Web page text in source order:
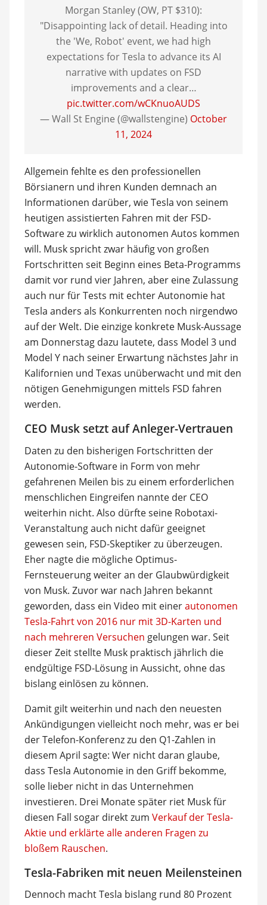
Morgan Stanley (OW, PT $310):
"Disappointing lack of detail. Heading into
the 'We, Robot' event, we had high
expectations for Tesla to advance its AI
narrative with updates on FSD
improvements and a clear…
pic.twitter.com/wCKnuoAUDS
— Wall St Engine (@wallstengine) October
11, 2024
Allgemein fehlte es den professionellen
Börsianern und ihren Kunden demnach an
Informationen darüber, wie Tesla von seinem
heutigen assistierten Fahren mit der FSD-
Software zu wirklich autonomen Autos kommen
will. Musk spricht zwar häufig von großen
Fortschritten seit Beginn eines Beta-Programms
damit vor rund vier Jahren, aber eine Zulassung
auch nur für Tests mit echter Autonomie hat
Tesla anders als Konkurrenten noch nirgendwo
auf der Welt. Die einzige konkrete Musk-Aussage
am Donnerstag dazu lautete, dass Model 3 und
Model Y nach seiner Erwartung nächstes Jahr in
Kalifornien und Texas unüberwacht und mit den
nötigen Genehmigungen mittels FSD fahren
werden.
CEO Musk setzt auf Anleger-Vertrauen
Daten zu den bisherigen Fortschritten der
Autonomie-Software in Form von mehr
gefahrenen Meilen bis zu einem erforderlichen
menschlichen Eingreifen nannte der CEO
weiterhin nicht. Also dürfte seine Robotaxi-
Veranstaltung auch nicht dafür geeignet
gewesen sein, FSD-Skeptiker zu überzeugen.
Eher nagte die mögliche Optimus-
Fernsteuerung weiter an der Glaubwürdigkeit
von Musk. Zuvor war nach Jahren bekannt
geworden, dass ein Video mit einerautonomen
Tesla-Fahrt von 2016 nur mit 3D-Karten und
nach mehreren Versuchen gelungen war. Seit
dieser Zeit stellte Musk praktisch jährlich die
endgültige FSD-Lösung in Aussicht, ohne das
bislang einlösen zu können.
Damit gilt weiterhin und nach den neuesten
Ankündigungen vielleicht noch mehr, was er bei
der Telefon-Konferenz zu den Q1-Zahlen in
diesem April sagte: Wer nicht daran glaube,
dass Tesla Autonomie in den Griff bekomme,
solle lieber nicht in das Unternehmen
investieren. Drei Monate später riet Musk für
diesen Fall sogar direkt zum Verkauf der Tesla-
Aktie und erklärte alle anderen Fragen zu
bloßem Rauschen.
Tesla-Fabriken mit neuen Meilensteinen
Dennoch macht Tesla bislang rund 80 Prozent